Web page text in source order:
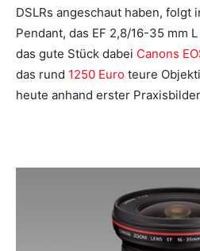
DSLRs angeschaut haben, folgt
Pendant, das EF 2,8/16-35 mm
das gute Stück dabei Canons
das rund 1250 Euro teure
heute anhand erster